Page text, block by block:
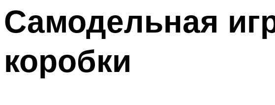
Самодельная
коробки